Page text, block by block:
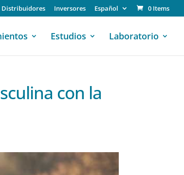
Distribuidores Inversores Español 0 Items
Estudios Laboratorio
con la